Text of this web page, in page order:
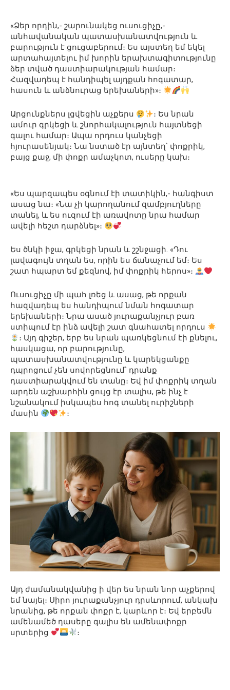
«Ձեր որդին,- շարունակեց ուսուցիչը,-
անհավանական պատասխանատվություն և
բարություն է ցուցաբերում։ Ես այստեղ եմ եկել
արտահայտելու իմ խորին երախտագիտությունը
ձեր տված դաստիարակության համար։
Հազվադեպ է հանդիպել այդքան հոգատար,
հասուն և անձնուրաց երեխաների»։
Արցունքներս լցվեցին աչքերս
։ Ես նրան
ամուր գրկեցի և շնորհակալություն հայտնեցի
գալու համար։ Ապա որդուս կանչեցի
հյուրասենյակ։ Նա նստած էր այնտեղ՝ փոքրիկ,
բայց քաջ, մի փոքր ամաչկոտ, ուսերը կախ։
«Ես պարզապես օգնում էի տատիկին,- հանգիստ
ասաց նա։ «Նա չի կարողանում զամբյուղները
տանել, և ես ուզում էի առավոտը նրա համար
ավելի հեշտ դարձնել»։
Ես ծնկի իջա, գրկեցի նրան և շշնջացի. «Դու
լավագույն տղան ես, որին ես ճանաչում եմ։ Ես
շատ հպարտ եմ քեզնով, իմ փոքրիկ հերոս»։
Ուսուցիչը մի պահ լռեց և ասաց, թե որքան
հազվադեպ ես հանդիպում նման հոգատար
երեխաների։ Նրա ասած յուրաքանչյուր բառ
ստիպում էր ինձ ավելի շատ գնահատել որդուս
։ Այդ գիշեր, երբ ես նրան պառկեցնում էի քնելու,
հասկացա, որ բարությունը,
պատասխանատվությունը և կարեկցանքը
դպրոցում չեն սովորեցնում՝ դրանք
դաստիարակվում են տանը։ Եվ իմ փոքրիկ տղան
արդեն աշխարհին ցույց էր տալիս, թե ինչ է
նշանակում իսկապես հոգ տանել ուրիշների
մասին
։
Այդ ժամանակվանից ի վեր ես նրան նոր աչքերով
եմ նայել։ Սիրո յուրաքանչյուր դրսևորում, անկախ
նրանից, թե որքան փոքր է, կարևոր է։ Եվ երբեմն
ամենամեծ դասերը գալիս են ամենափոքր
սրտերից
։